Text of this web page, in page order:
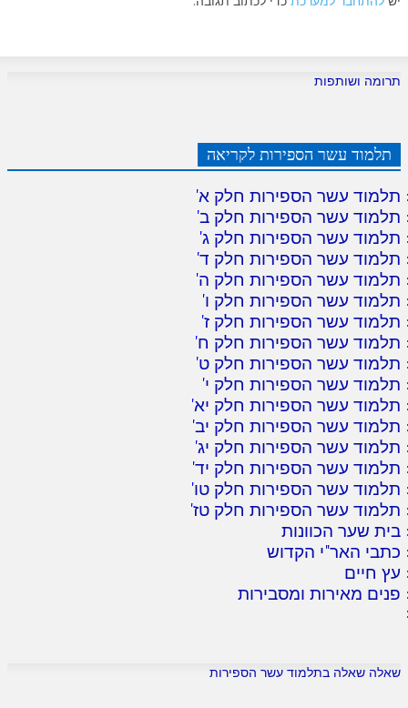
תרומה ושותפות
תלמוד עשר הספירות לקריאה
תלמוד עשר הספירות חלק א'
תלמוד עשר הספירות חלק ב'
תלמוד עשר הספירות חלק ג'
תלמוד עשר הספירות חלק ד'
תלמוד עשר הספירות חלק ה'
תלמוד עשר הספירות חלק ו'
תלמוד עשר הספירות חלק ז'
תלמוד עשר הספירות חלק ח'
תלמוד עשר הספירות חלק ט'
תלמוד עשר הספירות חלק י'
תלמוד עשר הספירות חלק יא'
תלמוד עשר הספירות חלק יב'
תלמוד עשר הספירות חלק יג'
תלמוד עשר הספירות חלק יד'
תלמוד עשר הספירות חלק טו'
תלמוד עשר הספירות חלק טז'
בית שער הכוונות
כתבי האר"י הקדוש
עץ חיים
פנים מאירות ומסבירות
שאלה שאלה בתלמוד עשר הספירות